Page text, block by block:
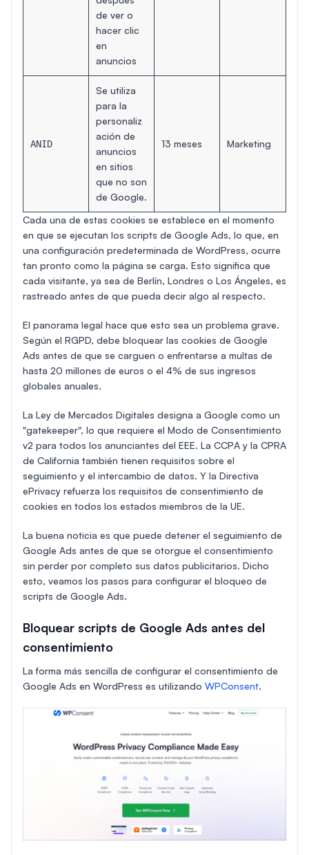
de ver o
hacer clic
en
anuncios
ANID
Se utiliza
para la
personaliz
ación de
anuncios
en sitios
que no son
de Google.
13 meses Marketing
Cada una de estas cookies se establece en el momento
en que se ejecutan los scripts de Google Ads, lo que, en
una configuración predeterminada de WordPress, ocurre
tan pronto como la página se carga. Esto significa que
cada visitante, ya sea de Berlín, Londres o Los Ángeles, es
rastreado antes de que pueda decir algo al respecto.
El panorama legal hace que esto sea un problema grave.
Según el RGPD, debe bloquear las cookies de Google
Ads antes de que se carguen o enfrentarse a multas de
hasta 20 millones de euros o el 4% de sus ingresos
globales anuales.
La Ley de Mercados Digitales designa a Google como un
"gatekeeper", lo que requiere el Modo de Consentimiento
v2 para todos los anunciantes del EEE. La CCPA y la CPRA
de California también tienen requisitos sobre el
seguimiento y el intercambio de datos. Y la Directiva
ePrivacy refuerza los requisitos de consentimiento de
cookies en todos los estados miembros de la UE.
La buena noticia es que puede detener el seguimiento de
Google Ads antes de que se otorgue el consentimiento
sin perder por completo sus datos publicitarios. Dicho
esto, veamos los pasos para configurar el bloqueo de
scripts de Google Ads.
Bloquear scripts de Google Ads antes del
consentimiento
La forma más sencilla de configurar el consentimiento de
Google Ads en WordPress es utilizando WPConsent.